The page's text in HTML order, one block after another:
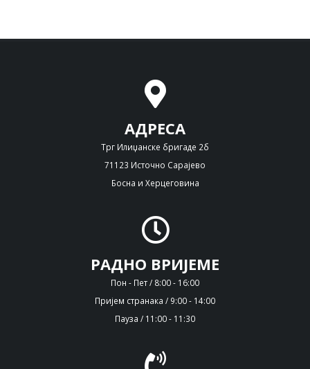
АДРЕСА
Трг Илиџанске бригаде 2б
71123 Источно Сарајево
Босна и Херцеговина
РАДНО ВРИЈЕМЕ
Пон - Пет / 8:00 - 16:00
Пријем странака / 9:00 - 14:00
Пауза / 11:00 - 11:30